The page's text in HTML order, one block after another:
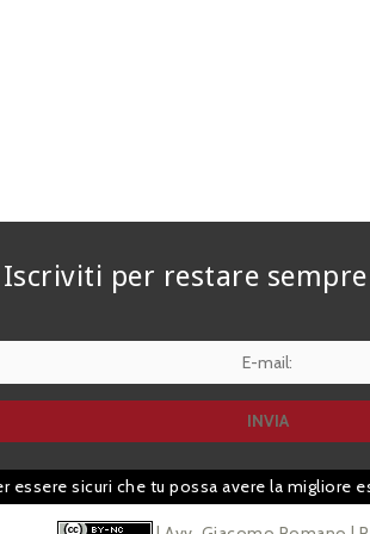
Iscriviti per restare
essere sicuri che tu possa avere la migliore